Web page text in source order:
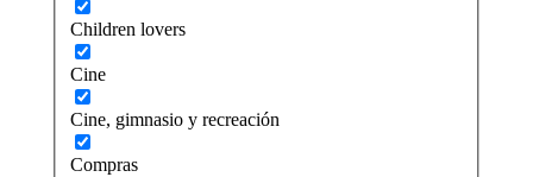
Children lovers
Cine
Cine, gimnasio y recreación
Compras